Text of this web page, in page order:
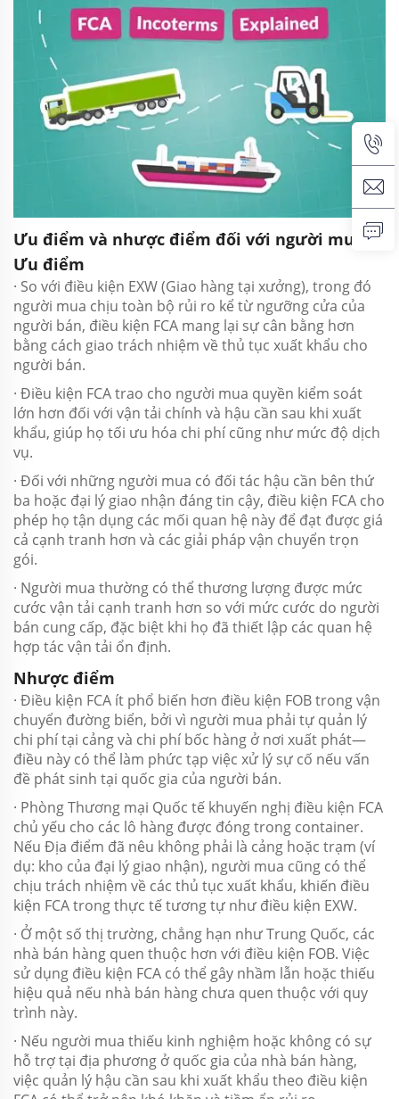
Ưu điểm và nhược điểm đối với người mua
Ưu điểm
· So với điều kiện EXW (Giao hàng tại xưởng), trong đó
người mua chịu toàn bộ rủi ro kể từ ngưỡng cửa của
người bán, điều kiện FCA mang lại sự cân bằng hơn
bằng cách giao trách nhiệm về thủ tục xuất khẩu cho
người bán.
· Điều kiện FCA trao cho người mua quyền kiểm soát
lớn hơn đối với vận tải chính và hậu cần sau khi xuất
khẩu, giúp họ tối ưu hóa chi phí cũng như mức độ dịch
vụ.
· Đối với những người mua có đối tác hậu cần bên thứ
ba hoặc đại lý giao nhận đáng tin cậy, điều kiện FCA cho
phép họ tận dụng các mối quan hệ này để đạt được giá
cả cạnh tranh hơn và các giải pháp vận chuyển trọn
gói.
· Người mua thường có thể thương lượng được mức
cước vận tải cạnh tranh hơn so với mức cước do người
bán cung cấp, đặc biệt khi họ đã thiết lập các quan hệ
hợp tác vận tải ổn định.
Nhược điểm
· Điều kiện FCA ít phổ biến hơn điều kiện FOB trong vận
chuyển đường biển, bởi vì người mua phải tự quản lý
chi phí tại cảng và chi phí bốc hàng ở nơi xuất phát—
điều này có thể làm phức tạp việc xử lý sự cố nếu vấn
đề phát sinh tại quốc gia của người bán.
· Phòng Thương mại Quốc tế khuyến nghị điều kiện FCA
chủ yếu cho các lô hàng được đóng trong container.
Nếu Địa điểm đã nêu không phải là cảng hoặc trạm (ví
dụ: kho của đại lý giao nhận), người mua cũng có thể
chịu trách nhiệm về các thủ tục xuất khẩu, khiến điều
kiện FCA trong thực tế tương tự như điều kiện EXW.
· Ở một số thị trường, chẳng hạn như Trung Quốc, các
nhà bán hàng quen thuộc hơn với điều kiện FOB. Việc
sử dụng điều kiện FCA có thể gây nhầm lẫn hoặc thiếu
hiệu quả nếu nhà bán hàng chưa quen thuộc với quy
trình này.
· Nếu người mua thiếu kinh nghiệm hoặc không có sự
hỗ trợ tại địa phương ở quốc gia của nhà bán hàng,
việc quản lý hậu cần sau khi xuất khẩu theo điều kiện